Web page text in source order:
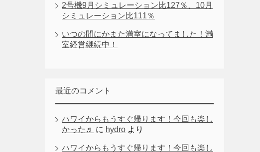
2号機9月シミュレーション比127％、10月
シミュレーション比111％
いつの間にかまた満室になってました！満
室経営継続中！
最近のコメント
ハワイからもうすぐ帰ります！今回も楽し
かった♬
に hydro より
ハワイからもうすぐ帰ります！今回も楽し